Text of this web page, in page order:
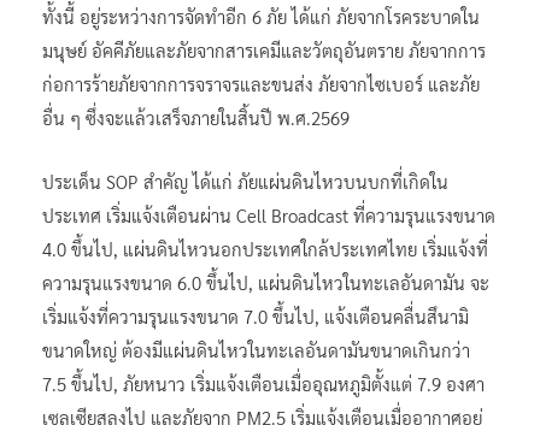
ทั้งนี้ อยู่ระหว่างการจัดทำอีก 6 ภัย ได้แก่ ภัยจากโรคระบาดใน
มนุษย์ อัคคีภัยและภัยจากสารเคมีและวัตถุอันตราย ภัยจากการ
ก่อการร้ายภัยจากการจราจรและขนส่ง ภัยจากไซเบอร์ และภัย
อื่น ๆ ซึ่งจะแล้วเสร็จภายในสิ้นปี พ.ศ.2569
ประเด็น SOP สำคัญ ได้แก่ ภัยแผ่นดินไหวบนบกที่เกิดใน
ประเทศ เริ่มแจ้งเตือนผ่าน Cell Broadcast ที่ความรุนแรงขนาด
4.0 ขึ้นไป, แผ่นดินไหวนอกประเทศใกล้ประเทศไทย เริ่มแจ้งที่
ความรุนแรงขนาด 6.0 ขึ้นไป, แผ่นดินไหวในทะเลอันดามัน จะ
เริ่มแจ้งที่ความรุนแรงขนาด 7.0 ขึ้นไป, แจ้งเตือนคลื่นสึนามิ
ขนาดใหญ่ ต้องมีแผ่นดินไหวในทะเลอันดามันขนาดเกินกว่า
7.5 ขึ้นไป, ภัยหนาว เริ่มแจ้งเตือนเมื่ออุณหภูมิตั้งแต่ 7.9 องศา
เซลเซียสลงไป และภัยจาก PM2.5 เริ่มแจ้งเตือนเมื่ออากาศอยู่